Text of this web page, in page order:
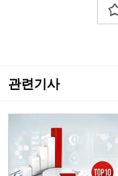
관련기사